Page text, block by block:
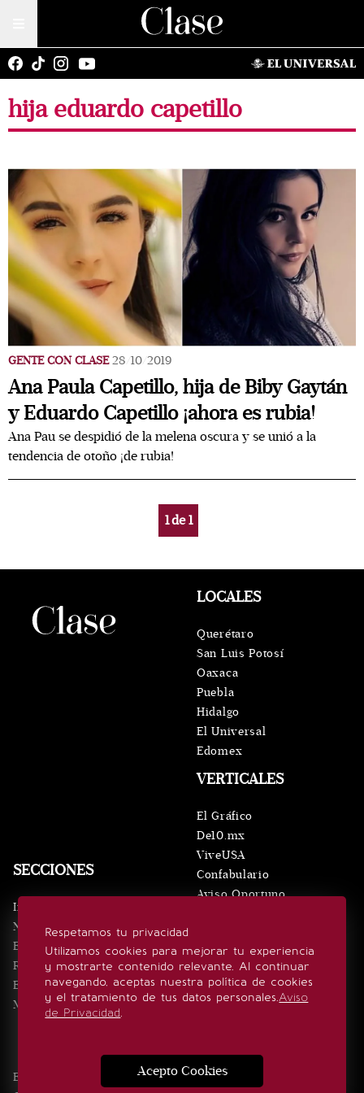
hija eduardo capetillo
GENTE CON CLASE 28/10/2019
Ana Paula Capetillo, hija de Biby Gaytán
y Eduardo Capetillo ¡ahora es rubia!
Ana Pau se despidió de la melena oscura y se unió a la
tendencia de otoño ¡de rubia!
1de1
Respetamos tu privacidad
Utilizamos cookies para mejorar tu experiencia
y mostrarte contenido relevante. Al continuar
navegando, aceptas nuestra política de cookies
y el tratamiento de tus datos personales.Aviso
de Privacidad.
Acepto Cookies
SECCIONES
Inicio
Noticias
Eventos
Realeza
Estilo de vida
Minuto x Minuto
VERTICALES
El Gráfico
De10.mx
ViveUSA
Confabulario
Aviso Oportuno
LOCALES
Querétaro
San Luis Potosí
Oaxaca
Puebla
Hidalgo
El Universal
Edomex
SÍGUENOS
Edición Impresa Noticias Quiénes somos